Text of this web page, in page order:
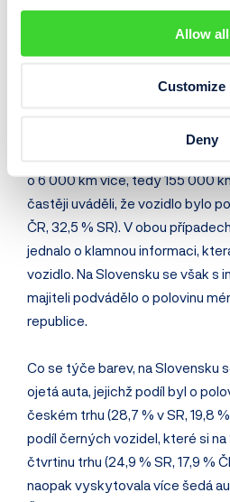
Allow all
Customize
Deny
Škoda a Volkswagen. Celkově
českému více diverzifikovaný,
neprodávanějších modelů tvořila
u nás to bylo 31,5 %, tedy o
Průměrný nájezd ukazoval u
o 6 000 km více, tedy 155 000
častěji uváděli, že vozidlo bylo
ČR, 32,5 % SR). V obou
jednalo o klamnou informaci,
vozidlo. Na Slovensku se však s
majiteli podvádělo o polovinu
republice.
Co se týče barev, na Slovensku
ojetá auta, jejichž podíl byl o
českém trhu (28,7 % v SR, 19,8
podíl černých vozidel, které si
čtvrtinu trhu (24,9 % SR, 17,9 %
naopak vyskytovala více šedá